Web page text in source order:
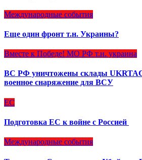
Международные события
Еще один фронт т.н. Украины?
Вместе к Победе! МО РФ т.н. украина
ВС РФ уничтожены склады
военное снаряжение для ВСУ
ЕС
Подготовка ЕС к войне с Россией
Международные события